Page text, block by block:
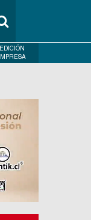
EDICIÓN
IMPRESA